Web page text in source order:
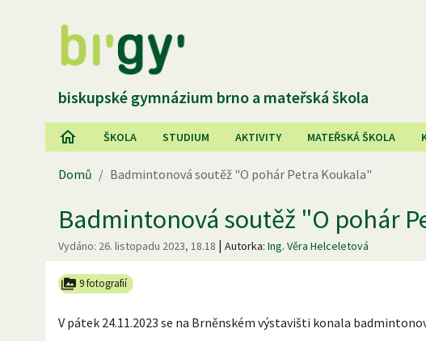
biskupské gymnázium brno a mateřská škola
ŠKOLA STUDIUM AKTIVITY MATEŘSKÁ ŠKOLA
Domů / Badmintonová soutěž "O pohár Petra Koukala"
Badmintonová soutěž "O pohár
Vydáno: 26. listopadu 2023, 18.18 | Autorka: Ing. Věra Helceletová
9 fotografií
V pátek 24.11.2023 se na Brněnském výstavišti konala